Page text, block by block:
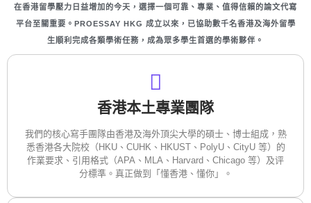
在香港留學壓力日益增加的今天，選擇一個可靠、專業、值得信賴的論文代寫
平台至關重要。PROESSAY HKG 成立以來，已協助數千名香港及海外留學
生順利完成各類學術任務，成為眾多學生首選的學術夥伴。
香港本土專業團隊
我們的核心寫手團隊由香港及海外頂尖大學的碩士、博士組成，熟
悉香港各大院校（HKU、CUHK、HKUST、PolyU、CityU 等）的
作業要求、引用格式（APA、MLA、Harvard、Chicago 等）及评
分標準。真正做到「懂香港、懂你」。